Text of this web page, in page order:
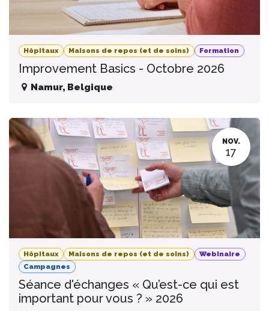
Hôpitaux Maisons de repos (et de soins) Formation
Improvement Basics - Octobre 2026
Namur, Belgique
NOV.
17
Hôpitaux Maisons de repos (et de soins)
Webinaire
Campagnes
Séance d'échanges « Qu’est-ce qui est
important pour vous ? » 2026